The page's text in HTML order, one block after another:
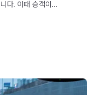
다. 이때 승객이
문발차라고 합니다.
빠진 기사님들을
서 현명한 대처법을